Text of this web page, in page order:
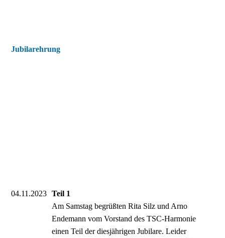
Jubilarehrung
04.11.2023
Teil 1
Am Samstag begrüßten Rita Silz und Arno
Endemann vom Vorstand des TSC-Harmonie
einen Teil der diesjährigen Jubilare. Leider